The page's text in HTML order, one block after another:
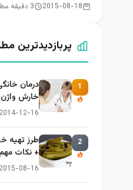
2015-08-18 3 دقیقه مطالعه
پربازدیدترین
1
درمان
خارش واژن
ایمن و
2014-12-16
2
+ نكات مهم
2015-08-16